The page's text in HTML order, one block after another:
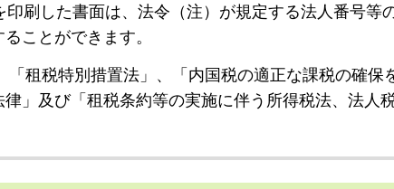
印刷した書面は、法令（注）が規定する法人番号等
ことができます。
「租税特別措置法」、「内国税の適正な課税の確
」及び「租税条約等の実施に伴う所得税法、法人